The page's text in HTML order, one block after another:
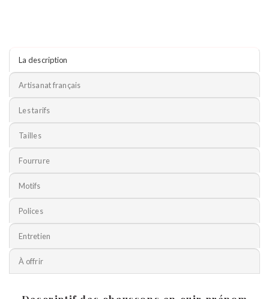
La description
Artisanat français
Les tarifs
Tailles
Fourrure
Motifs
Polices
Entretien
À offrir